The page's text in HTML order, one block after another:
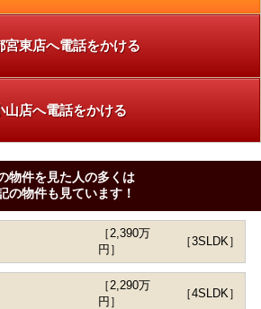
宮東店へ電話をかける
山店へ電話をかける
物件を見た人の多くは
の物件も見ています！
［2,390万
円］
［3SLDK］
［2,290万
円］
［4SLDK］